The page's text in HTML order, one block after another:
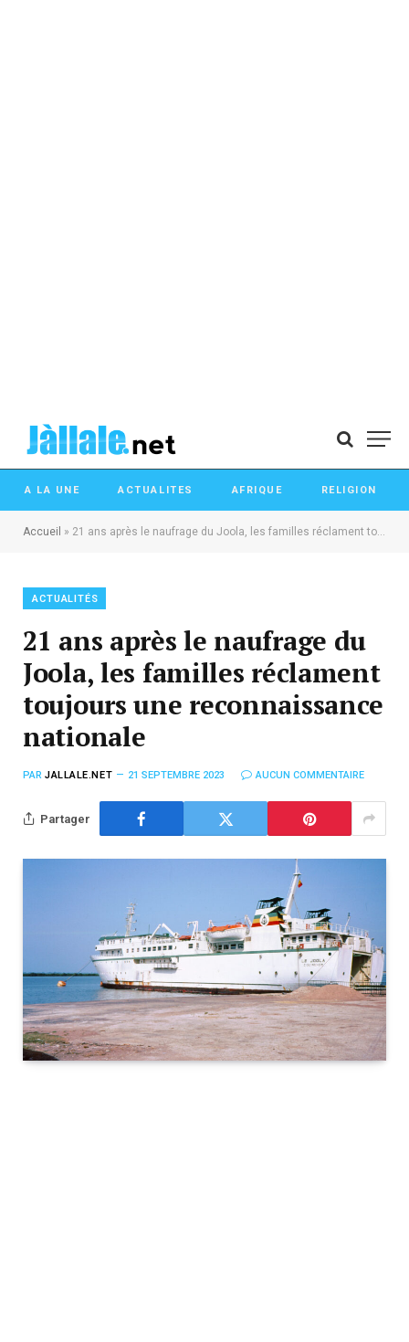
A LA UNE ACTUALITES AFRIQUE RELIGION
Accueil » 21 ans après le naufrage du Joola, les familles réclament toujours une reconnaissance nationale
ACTUALITÉS
21 ans après le naufrage du
Joola, les familles réclament
toujours une reconnaissance
nationale
PAR JALLALE.NET 21 SEPTEMBRE 2023 AUCUN COMMENTAIRE
Partager